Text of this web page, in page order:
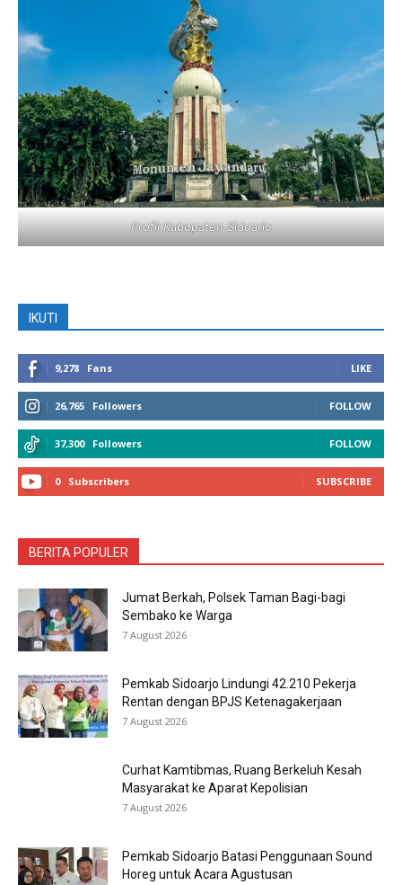
Profil Kabupaten Sidoarjo
IKUTI
9,278 Fans LIKE
26,765 Followers FOLLOW
37,300 Followers FOLLOW
0 Subscribers SUBSCRIBE
BERITA POPULER
Jumat Berkah, Polsek Taman Bagi-bagi
Sembako ke Warga
7 August 2026
Pemkab Sidoarjo Lindungi 42.210 Pekerja
Rentan dengan BPJS Ketenagakerjaan
7 August 2026
Curhat Kamtibmas, Ruang Berkeluh Kesah
Masyarakat ke Aparat Kepolisian
7 August 2026
Pemkab Sidoarjo Batasi Penggunaan Sound
Horeg untuk Acara Agustusan